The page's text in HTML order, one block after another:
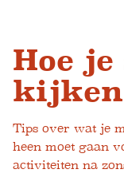
Hoe
Tips over wat je
heen moet gaan
activiteiten na